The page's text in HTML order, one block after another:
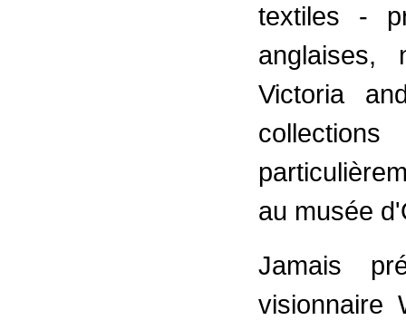
textiles -
Victoria
au musée
Jamais
visionnaire